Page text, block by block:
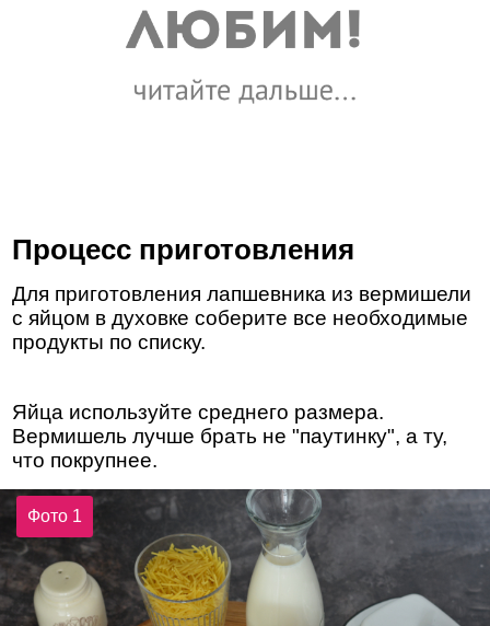
Процесс приготовления
Для приготовления лапшевника из вермишели
с яйцом в духовке соберите все необходимые
продукты по списку.
Яйца используйте среднего размера.
Вермишель лучше брать не "паутинку", а ту,
что покрупнее.
Фото 1